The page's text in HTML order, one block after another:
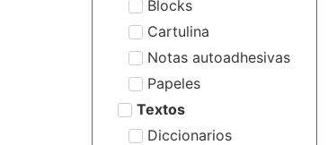
Blocks
Cartulina
Notas autoadhesivas
Papeles
Textos
Diccionarios